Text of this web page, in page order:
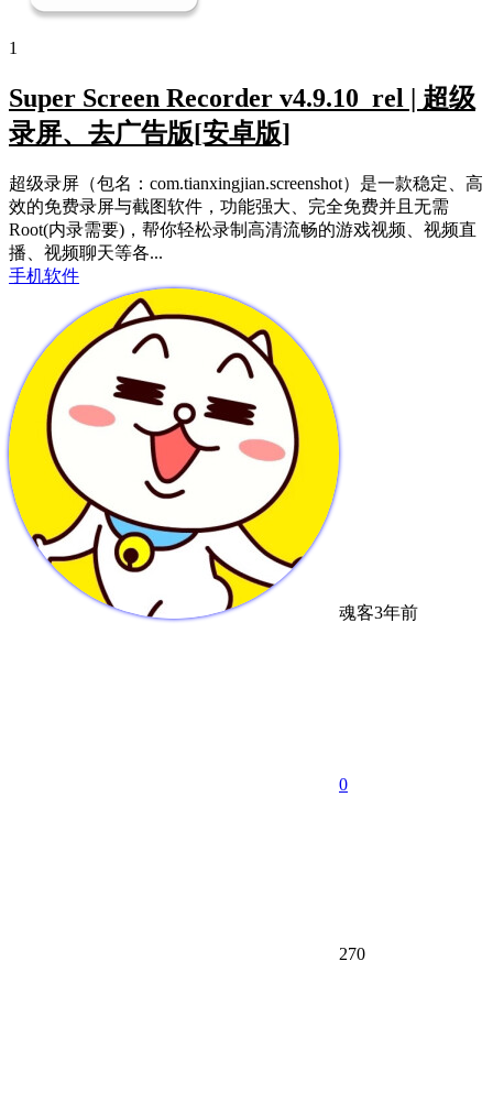
1
Super Screen Recorder v4.9.10_rel | 超级
录屏、去广告版[安卓版]
超级录屏（包名：com.tianxingjian.screenshot）是一款稳定、高
效的免费录屏与截图软件，功能强大、完全免费并且无需
Root(内录需要)，帮你轻松录制高清流畅的游戏视频、视频直
播、视频聊天等各...
手机软件
魂客3年前
0
270